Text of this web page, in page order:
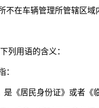
不在车辆管理所管辖区
列用语的含义：
：
是《居民身份证》或者